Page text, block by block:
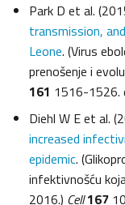
Park D et al.
transmission,
Leone. (Virus
prenošenje i
161 1516-1526.
Diehl W E et al.
increased
epidemic.
infektivnošću
2016.) Cell167